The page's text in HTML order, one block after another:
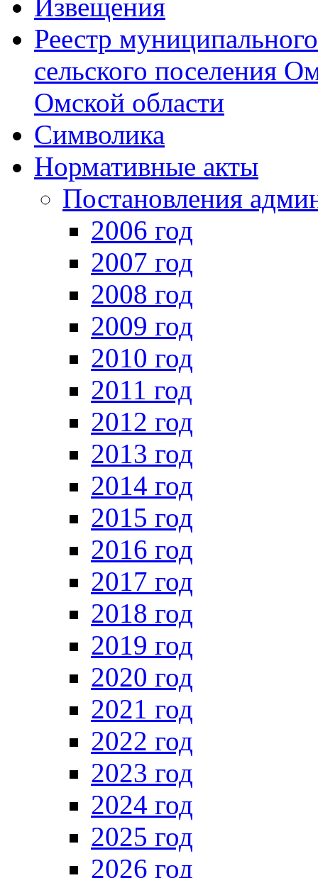
Извещения
Реестр
сельского поселения
Омской области
Символика
Нормативные акты
Постановления
2006 год
2007 год
2008 год
2009 год
2010 год
2011 год
2012 год
2013 год
2014 год
2015 год
2016 год
2017 год
2018 год
2019 год
2020 год
2021 год
2022 год
2023 год
2024 год
2025 год
2026 год